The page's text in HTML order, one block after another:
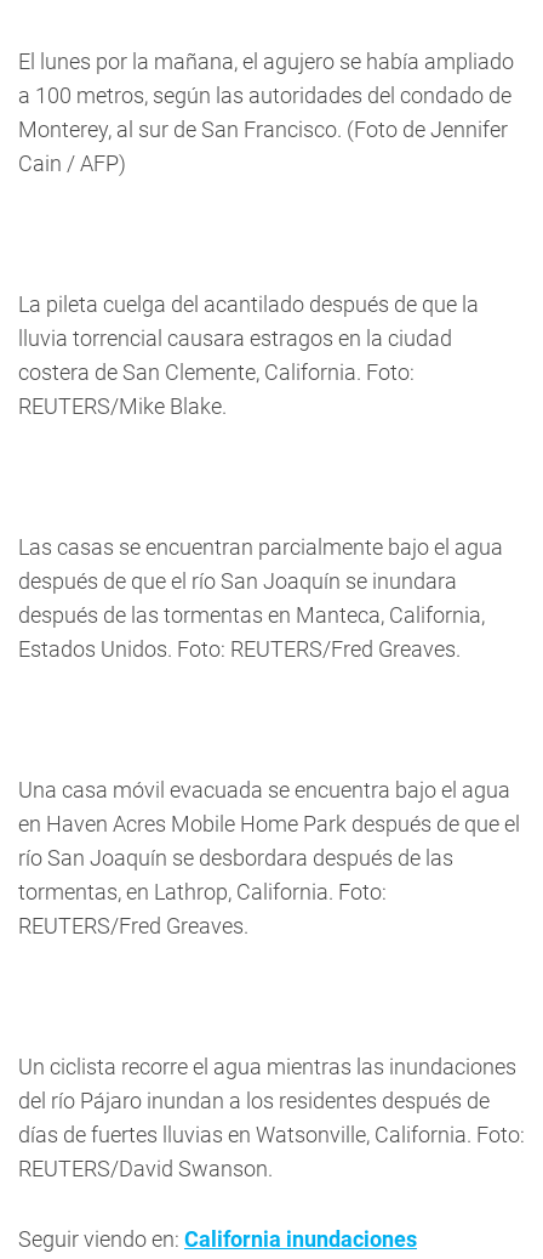
El lunes por la mañana, el agujero se había ampliado
a 100 metros, según las autoridades del condado de
Monterey, al sur de San Francisco. (Foto de Jennifer
Cain / AFP)
La pileta cuelga del acantilado después de que la
lluvia torrencial causara estragos en la ciudad
costera de San Clemente, California. Foto:
REUTERS/Mike Blake.
Las casas se encuentran parcialmente bajo el agua
después de que el río San Joaquín se inundara
después de las tormentas en Manteca, California,
Estados Unidos. Foto: REUTERS/Fred Greaves.
Una casa móvil evacuada se encuentra bajo el agua
en Haven Acres Mobile Home Park después de que el
río San Joaquín se desbordara después de las
tormentas, en Lathrop, California. Foto:
REUTERS/Fred Greaves.
Un ciclista recorre el agua mientras las inundaciones
del río Pájaro inundan a los residentes después de
días de fuertes lluvias en Watsonville, California. Foto:
REUTERS/David Swanson.
Seguir viendo en: California inundaciones